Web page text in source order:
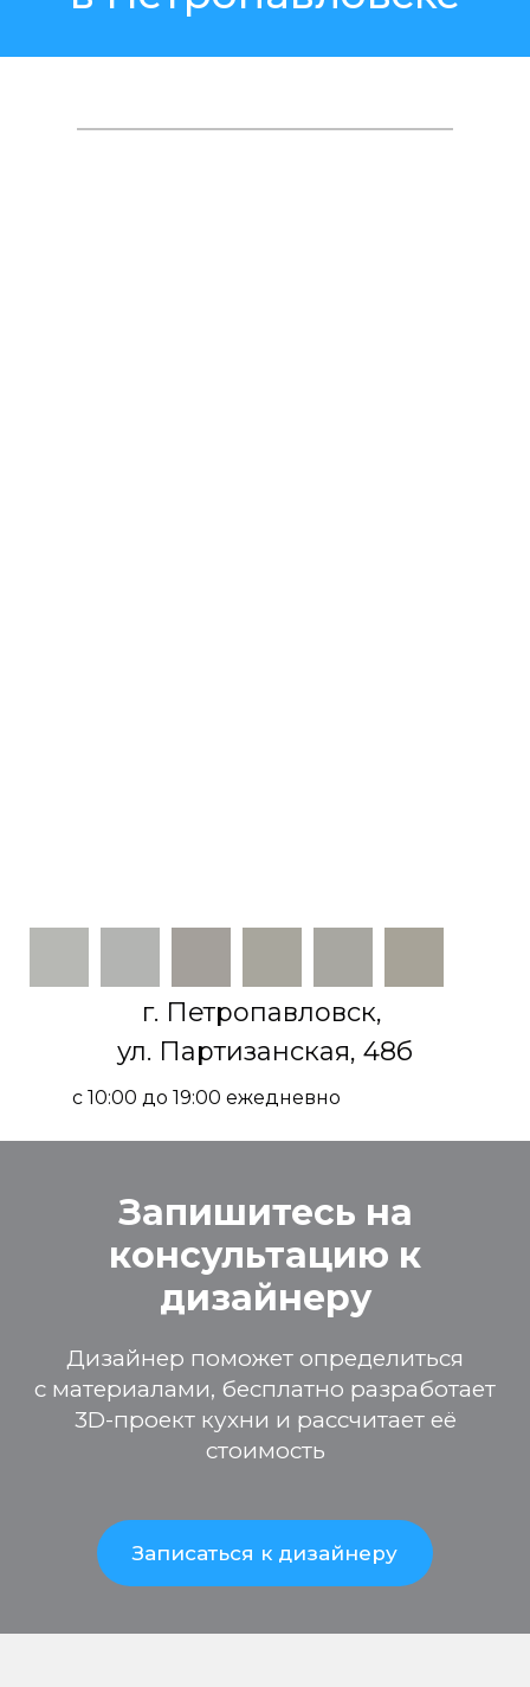
г. Петропавловск,
ул. Партизанская, 48б
с 10:00 до 19:00 ежедневно
Запишитесь на
консультацию к
дизайнеру
Дизайнер поможет определиться
с материалами, бесплатно разработает
3D-проект кухни и рассчитает её
стоимость
Записаться к дизайнеру